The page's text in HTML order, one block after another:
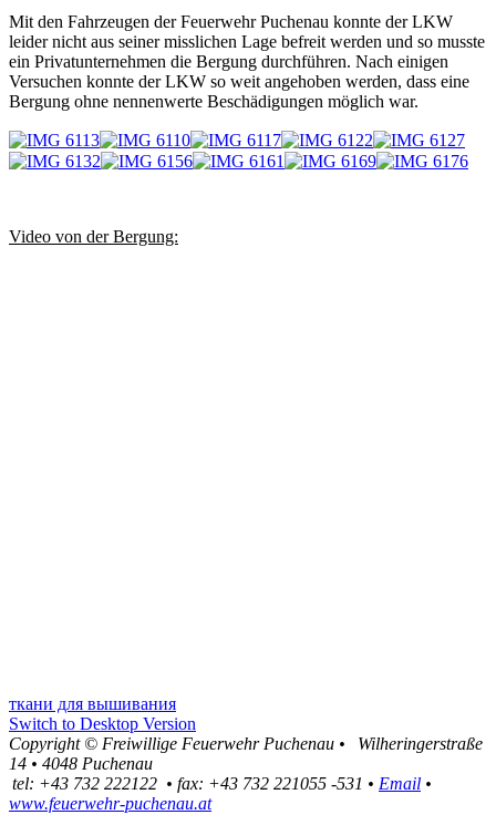
Mit den Fahrzeugen der Feuerwehr Puchenau konnte der LKW
leider nicht aus seiner misslichen Lage befreit werden und so musste
ein Privatunternehmen die Bergung durchführen. Nach einigen
Versuchen konnte der LKW so weit angehoben werden, dass eine
Bergung ohne nennenwerte Beschädigungen möglich war.
Video von der Bergung:
ткани для вышивания
Switch to Desktop Version
Copyright © Freiwillige Feuerwehr Puchenau •
Wilheringerstraße
14 • 4048 Puchenau
tel: +43 732 222122 • fax: +43 732 221055 -531 • Email •
www.feuerwehr-puchenau.at